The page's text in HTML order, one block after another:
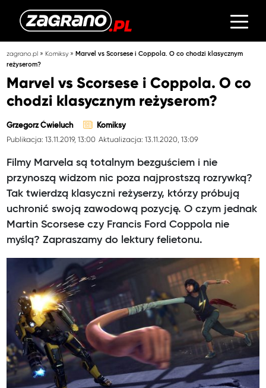
zagrano.pl » Komiksy»Marvel vs Scorsese i Coppola. O co chodzi klasycznym
reżyserom?
Marvel vs Scorsese i Coppola. O co
chodzi klasycznym reżyserom?
Grzegorz Ćwieluch Komiksy
Publikacja: 13.11.2019, 13:00 Aktualizacja: 13.11.2020, 13:09
Filmy Marvela są totalnym bezguściem i nie
przynoszą widzom nic poza najprostszą rozrywką?
Tak twierdzą klasyczni reżyserzy, którzy próbują
uchronić swoją zawodową pozycję. O czym jednak
Martin Scorsese czy Francis Ford Coppola nie
myślą? Zapraszamy do lektury felietonu.